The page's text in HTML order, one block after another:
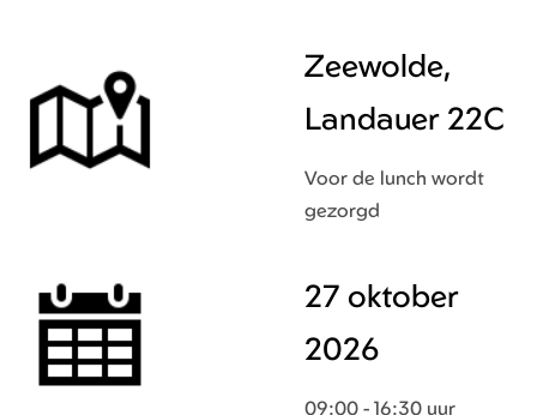
Zeewolde,
Landauer 22C
Voor de lunch wordt
gezorgd
27 oktober
2026
09:00 - 16:30 uur